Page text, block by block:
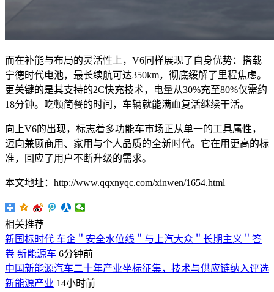
而在补能与布局的灵活性上，V6同样展现了自身优势：搭载
宁德时代电池，最长续航可达350km，彻底缓解了里程焦虑。
更关键的是其支持的2C快充技术，电量从30%充至80%仅需约
18分钟。吃顿简餐的时间，车辆就能满血复活继续干活。
向上V6的出现，标志着多功能车市场正从单一的工具属性，
迈向兼顾商用、家用与个人品质的全新时代。它在用更高的标
准，回应了用户不断升级的需求。
本文地址：http://www.qqxnyqc.com/xinwen/1654.html
相关推荐
新国标时代 车企＂安全水位线＂与上汽大众＂长期主义＂答
卷 新能源车 6分钟前
中国新能源汽车二十年产业坐标征集，技术与供应链纳入评选
新能源产业 14小时前